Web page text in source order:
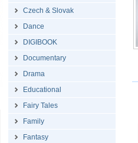
Czech & Slovak
Dance
DIGIBOOK
Documentary
Drama
Educational
Fairy Tales
Family
Fantasy